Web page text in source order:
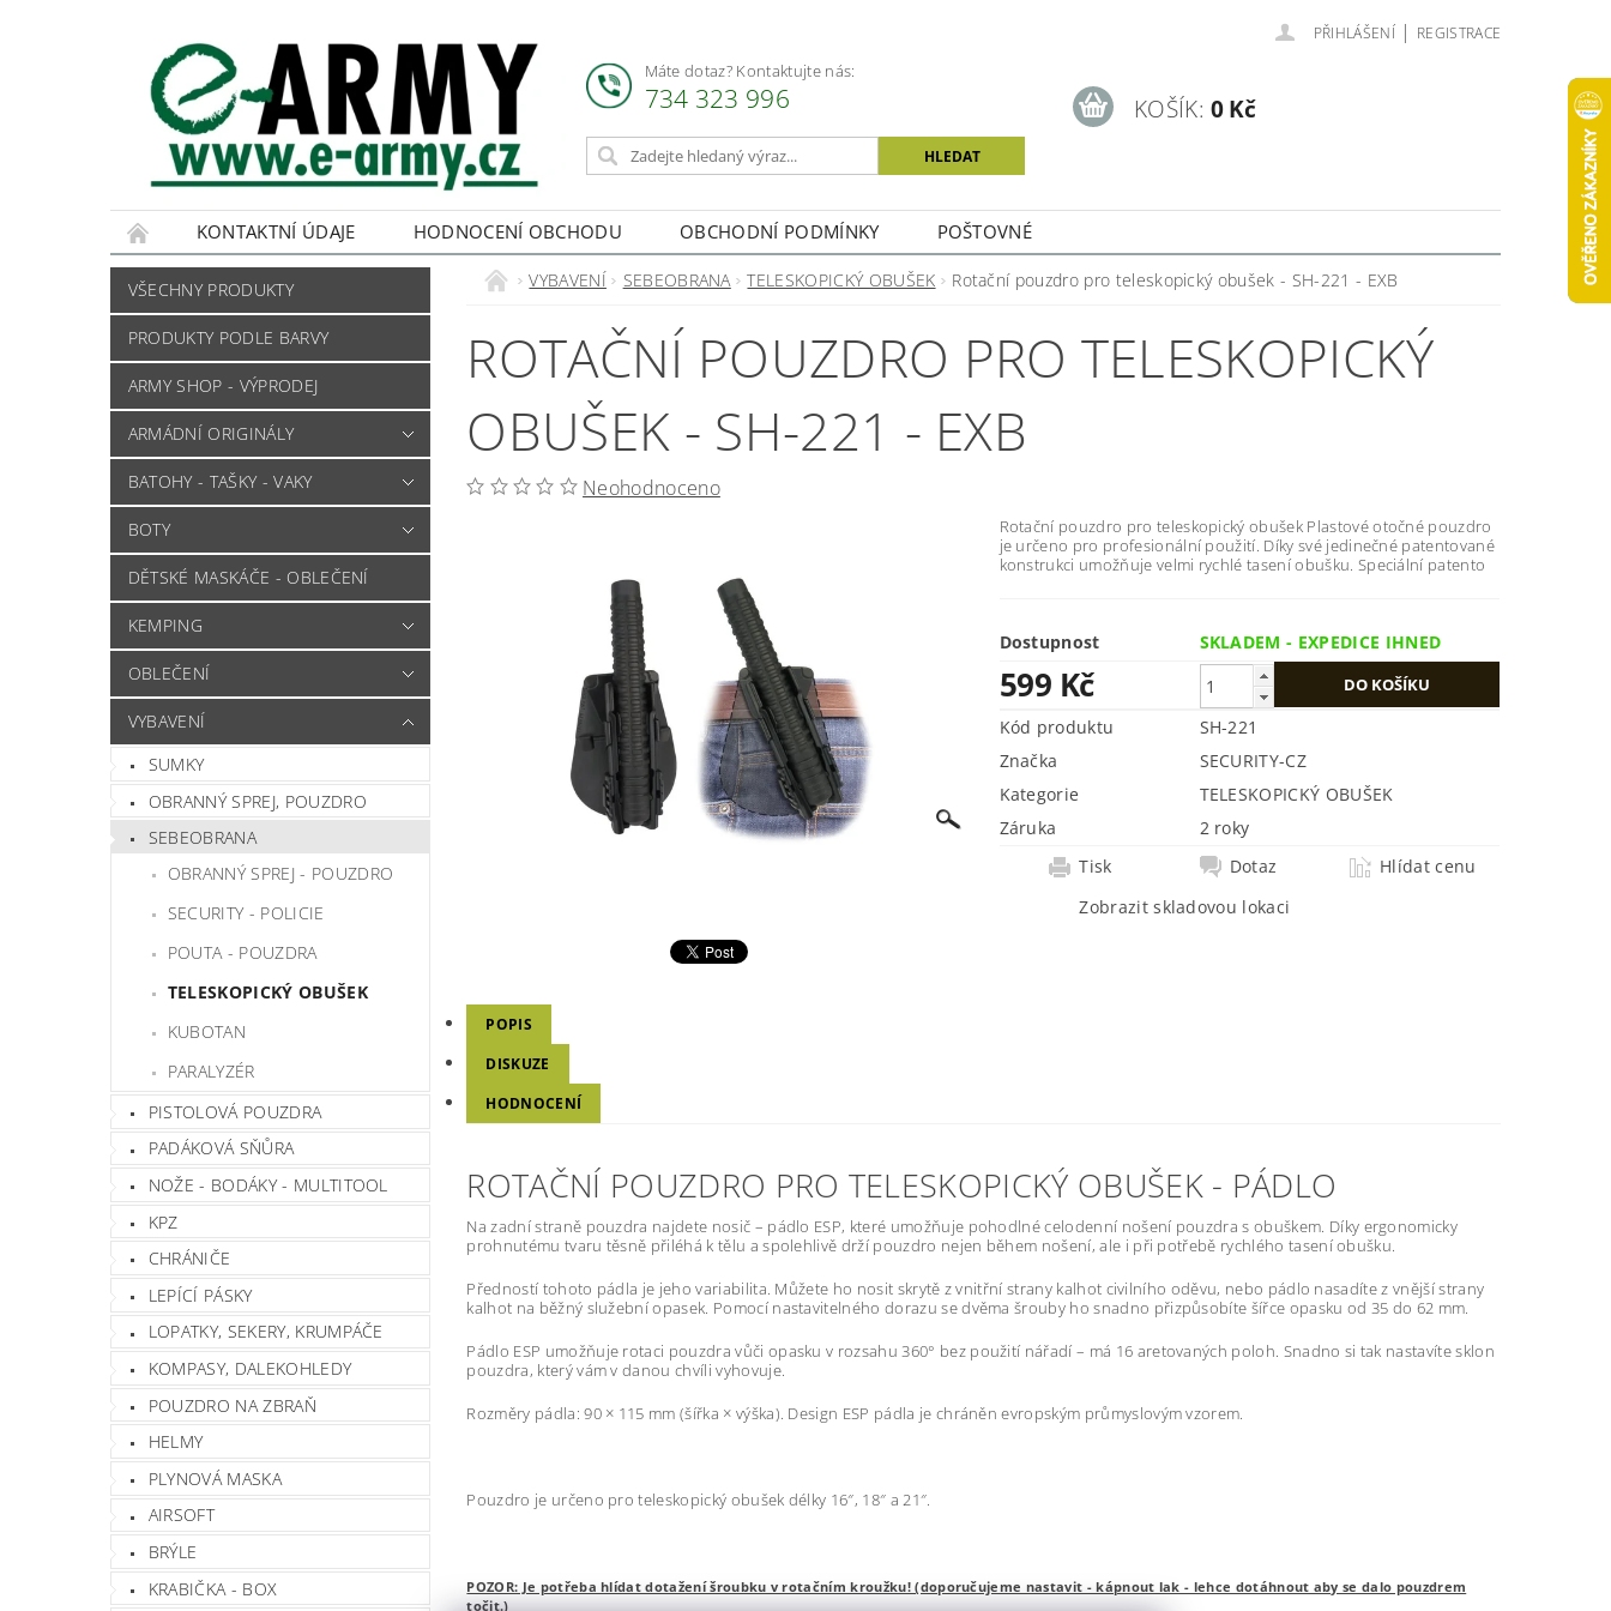
Máte dotaz? Kontaktujte nás:
734 323 996
PŘIHLÁŠENÍ | REGISTRACE
KOŠÍK: 0 Kč
KONTAKTNÍ ÚDAJE HODNOCENÍ OBCHODU OBCHODNÍ PODMÍNKY POŠTOVNÉ
VŠECHNY PRODUKTY
PRODUKTY PODLE BARVY
ARMY SHOP - VÝPRODEJ
ARMÁDNÍ ORIGINÁLY
BATOHY - TAŠKY - VAKY
BOTY
DĚTSKÉ MASKÁČE - OBLEČENÍ
KEMPING
OBLEČENÍ
VYBAVENÍ
SUMKY
OBRANNÝ SPREJ, POUZDRO
SEBEOBRANA
OBRANNÝ SPREJ - POUZDRO
SECURITY - POLICIE
POUTA - POUZDRA
TELESKOPICKÝ OBUŠEK
KUBOTAN
PARALYZÉR
PISTOLOVÁ POUZDRA
PADÁKOVÁ SŇŮRA
NOŽE - BODÁKY - MULTITOOL
KPZ
CHRÁNIČE
LEPÍCÍ PÁSKY
LOPATKY, SEKERY, KRUMPÁČE
KOMPASY, DALEKOHLEDY
POUZDRO NA ZBRAŇ
HELMY
PLYNOVÁ MASKA
AIRSOFT
BRÝLE
KRABIČKA - BOX
VYBAVENÍ SEBEOBRANA TELESKOPICKÝ OBUŠEK Rotační pouzdro pro teleskopický obušek - SH-221 - EXB
ROTAČNÍ POUZDRO PRO TELESKOPICKÝ
OBUŠEK - SH-221 - EXB
Neohodnoceno
Rotační pouzdro pro teleskopický obušek Plastové otočné pouzdro
je určeno pro profesionální použití. Díky své jedinečné patentované
konstrukci umožňuje velmi rychlé tasení obušku. Speciální patento
Dostupnost SKLADEM - EXPEDICE IHNED
599 Kč
Kód produktu
SH-221
Značka
SECURITY-CZ
Kategorie
TELESKOPICKÝ OBUŠEK
Záruka
2 roky
Tisk
Dotaz
Hlídat cenu
Zobrazit skladovou lokaci
POPIS
DISKUZE
HODNOCENÍ
ROTAČNÍ POUZDRO PRO TELESKOPICKÝ OBUŠEK - PÁDLO
Na zadní straně pouzdra najdete nosič – pádlo ESP, které umožňuje pohodlné celodenní nošení pouzdra s obuškem. Díky ergonomicky
prohnutému tvaru těsně přiléhá k tělu a spolehlivě drží pouzdro nejen během nošení, ale i při potřebě rychlého tasení obušku.
Předností tohoto pádla je jeho variabilita. Můžete ho nosit skrytě z vnitřní strany kalhot civilního oděvu, nebo pádlo nasadíte z vnější strany
kalhot na běžný služební opasek. Pomocí nastavitelného dorazu se dvěma šrouby ho snadno přizpůsobíte šířce opasku od 35 do 62 mm.
Pádlo ESP umožňuje rotaci pouzdra vůči opasku v rozsahu 360° bez použití nářadí – má 16 aretovaných poloh. Snadno si tak nastavíte sklon
pouzdra, který vám v danou chvíli vyhovuje.
Rozměry pádla: 90 × 115 mm (šířka × výška). Design ESP pádla je chráněn evropským průmyslovým vzorem.
Pouzdro je určeno pro teleskopický obušek délky 16″, 18″ a 21″.
POZOR: Je potřeba hlídat dotažení šroubku v rotačním kroužku! (doporučujeme nastavit - kápnout lak - lehce dotáhnout aby se dalo pouzdrem
točit.)